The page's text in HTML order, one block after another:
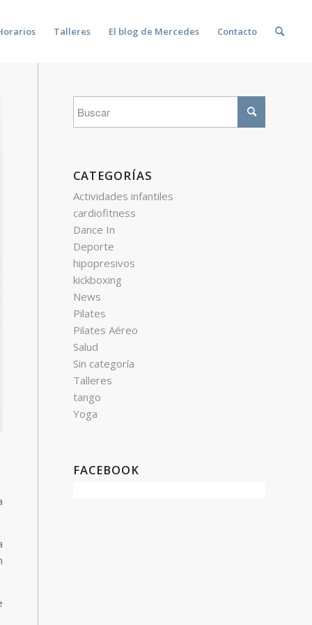
Talleres El blog de Mercedes Contacto
CATEGORÍAS
Actividades infantiles
cardiofitness
Dance In
Deporte
hipopresivos
kickboxing
News
Pilates
Pilates Aéreo
Salud
Sin categoría
Talleres
tango
Yoga
FACEBOOK